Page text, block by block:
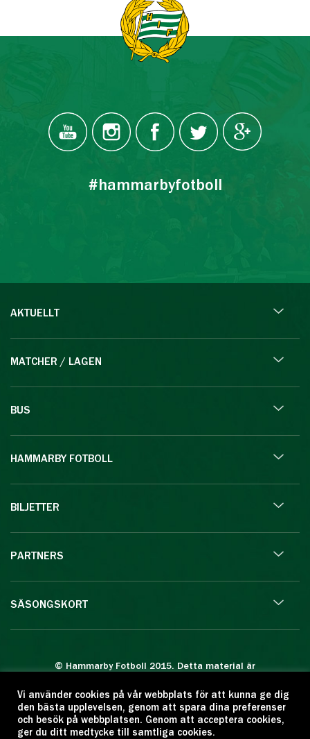
#hammarbyfotboll
AKTUELLT
MATCHER / LAGEN
BUS
HAMMARBY FOTBOLL
BILJETTER
PARTNERS
SÄSONGSKORT
© Hammarby Fotboll 2015. Detta material är
Eftertryck eller annan kopiering är förbjuden.
Citera oss gärna men ange källan:
www.hammarbyfotboll.se. Ansvarig utgivare:
Vi använder cookies på vår webbplats för att kunna ge dig
den bästa upplevelsen, genom att spara dina preferenser
och besök på webbplatsen. Genom att acceptera cookies,
ger du ditt medtycke till samtliga cookies.